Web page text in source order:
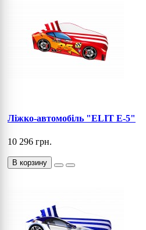
Ліжко-автомобіль "ELIT E-5"
10 296 грн.
В корзину